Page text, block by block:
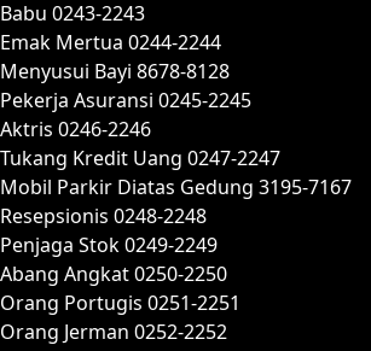
Babu 0243-2243
Emak Mertua 0244-2244
Menyusui Bayi 8678-8128
Pekerja Asuransi 0245-2245
Aktris 0246-2246
Tukang Kredit Uang 0247-2247
Mobil Parkir Diatas Gedung 3195-7167
Resepsionis 0248-2248
Penjaga Stok 0249-2249
Abang Angkat 0250-2250
Orang Portugis 0251-2251
Orang Jerman 0252-2252